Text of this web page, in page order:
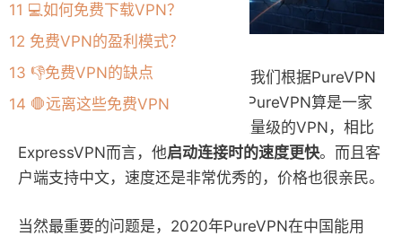
PureVPN怎么样？针对这个问题，我们根据PureVPN
在中国的使用情况做了如下评测。PureVPN算是一家
老牌商家了，PureVPN属于一款轻量级的VPN，相比
ExpressVPN而言，他启动连接时的速度更快。而且客
户端支持中文，速度还是非常优秀的，价格也很亲民。
当然最重要的问题是，2020年PureVPN在中国能用
11 💻如何免费下载VPN？
12 免费VPN的盈利模式？
13 👎免费VPN的缺点
14 🛑远离这些免费VPN